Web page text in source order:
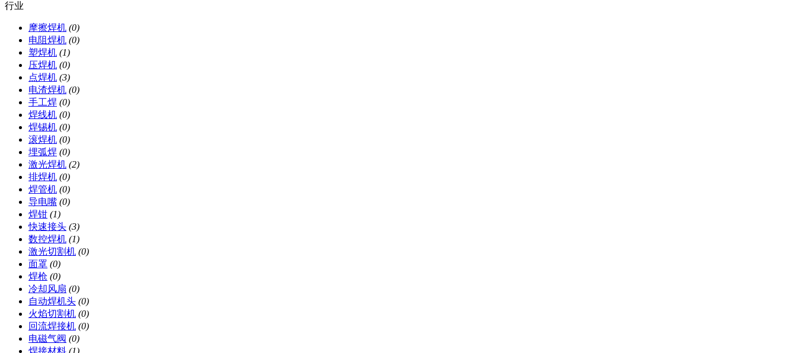
行业
摩擦焊机 (0)
电阻焊机 (0)
塑焊机 (1)
压焊机 (0)
点焊机 (3)
电渣焊机 (0)
手工焊 (0)
焊线机 (0)
焊锡机 (0)
滚焊机 (0)
埋弧焊 (0)
激光焊机 (2)
排焊机 (0)
焊管机 (0)
导电嘴 (0)
焊钳 (1)
快速接头 (3)
数控焊机 (1)
激光切割机 (0)
面罩 (0)
焊枪 (0)
冷却风扇 (0)
自动焊机头 (0)
火焰切割机 (0)
回流焊接机 (0)
电磁气阀 (0)
焊接材料 (1)